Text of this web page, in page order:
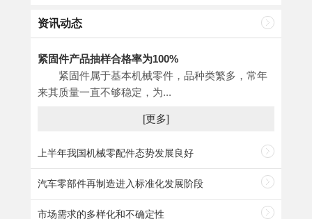
资讯动态
紧固件产品抽样合格率为100%
紧固件属于基本机械零件，品种类繁多，常年
来其质量一直不够稳定，为...
[更多]
上半年我国机械零配件态势发展良好
汽车零部件再制造进入标准化发展阶段
市场需求的多样化和不确定性